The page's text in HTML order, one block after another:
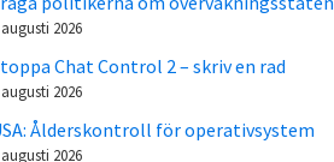
2026
Chat Control 2 – skriv en rad
2026
Ålderskontroll för operativsystem
2026